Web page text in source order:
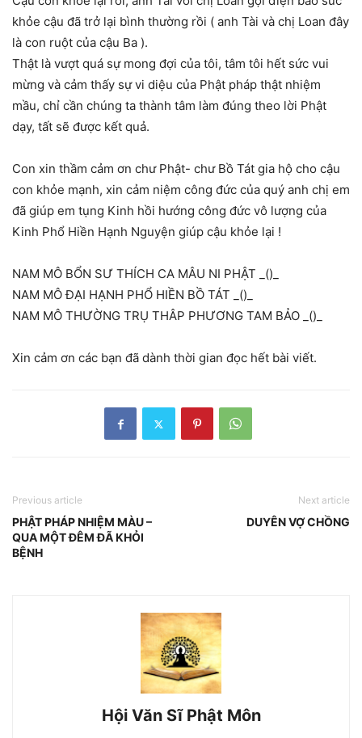
khỏe cậu đã trở lại bình thường rồi ( anh Tài và chị Loan đây
là con ruột của cậu Ba ).
Thật là vượt quá sự mong đợi của tôi, tâm tôi hết sức vui
mừng và cảm thấy sự vi diệu của Phật pháp thật nhiệm
mầu, chỉ cần chúng ta thành tâm làm đúng theo lời Phật
dạy, tất sẽ được kết quả.
Con xin thầm cảm ơn chư Phật- chư Bồ Tát gia hộ cho cậu
con khỏe mạnh, xin cảm niệm công đức của quý anh chị em
đã giúp em tụng Kinh hồi hướng công đức vô lượng của
Kinh Phổ Hiền Hạnh Nguyện giúp cậu khỏe lại !
NAM MÔ BỔN SƯ THÍCH CA MÂU NI PHẬT _()_
NAM MÔ ĐẠI HẠNH PHỔ HIỀN BỒ TÁT _()_
NAM MÔ THƯỜNG TRỤ THÂP PHƯƠNG TAM BẢO _()_
Xin cảm ơn các bạn đã dành thời gian đọc hết bài viết.
Previous article
PHẬT PHÁP NHIỆM MÀU –
QUA MỘT ĐÊM ĐÃ KHỎI
BỆNH
Next article
DUYÊN VỢ CHỒNG
Hội Văn Sĩ Phật Môn